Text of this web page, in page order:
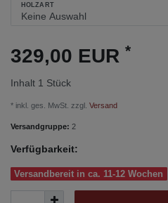
HOLZART
329,00 EUR *
Inhalt 1 Stück
* inkl. ges. MwSt. zzgl. Versand
Versandgruppe: 2
Verfügbarkeit:
Versandbereit in ca. 11-12 Wochen